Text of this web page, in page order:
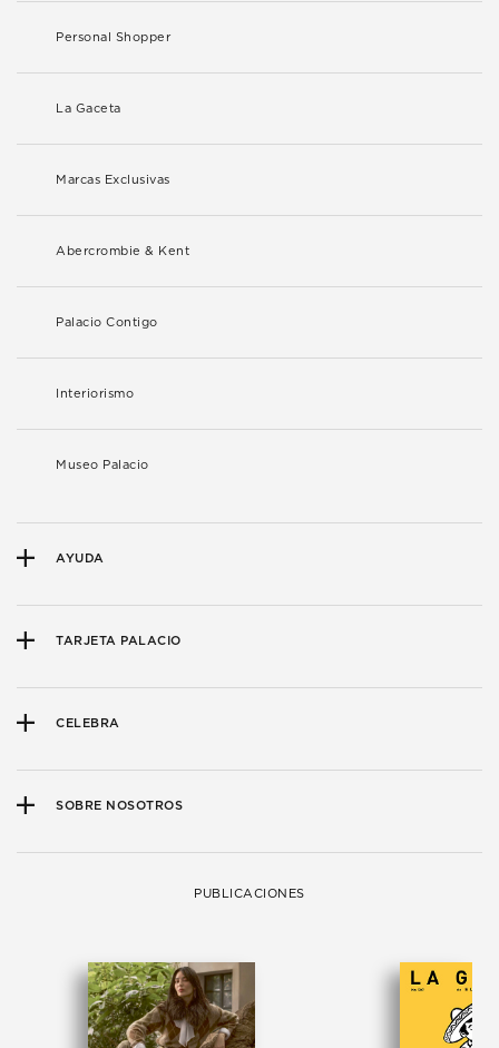
Personal Shopper
La Gaceta
Marcas Exclusivas
Abercrombie & Kent
Palacio Contigo
Interiorismo
Museo Palacio
AYUDA
TARJETA PALACIO
CELEBRA
SOBRE NOSOTROS
PUBLICACIONES